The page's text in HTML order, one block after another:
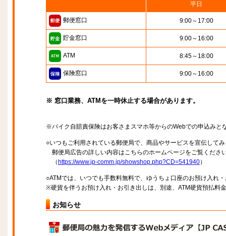
平日
郵便窓口 9:00～17:00
貯金窓口 9:00～16:00
ATM 8:45～18:00
保険窓口 9:00～16:00
※ 窓口業務、ATMを一時休止する場合があります。
※バイク自賠責保険はお客さまスマホ等からのWebでの申込みと
○いつもご利用されている郵便局で、商品やサービスを宣伝して
郵便局広告の詳しい内容はこちらのホームページをご覧くださ
（ https://www.jp-comm.jp/showshop.php?CD=541940）
○ATMでは、いつでも手数料無料で、ゆうちょ口座のお預け入れ
※硬貨を伴うお預け入れ・お引き出しは、別途、ATM硬貨預払料
お知らせ